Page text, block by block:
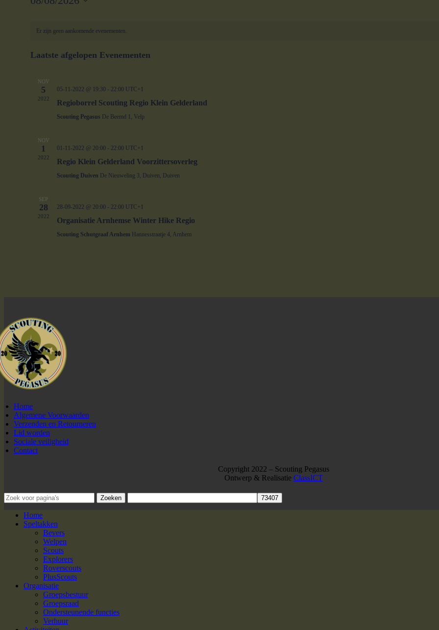
datum.
van
Er zijn geen aankomende evenementen.
Laatste afgelopen Evenementen
NOV
5
2022
05-11-2022 @ 19:30- 22:00 UTC+1
Regioborrel Scouting Regio Klein Gelderland
Scouting Pegasus De Beemd 1, Velp
NOV
1
2022
01-11-2022 @ 20:00- 22:00 UTC+1
Regio Klein Gelderland Voorzittersoverleg
Scouting Duiven De Nieuweling 3, Duiven, Duiven
SEP
28
2022
28-09-2022 @ 20:00- 22:00 UTC+1
Organisatie Arnhemse Winter Hike Regio
Scouting Schutgraaf Arnhem Hannesstraatje 4, Arnhem
Home
Algemene Voorwaarden
Verzenden en Retourneren
Lid worden
Sociale veiligheid
Contact
Copyright 2022 – Scouting Pegasus
Ontwerp & Realisatie ClassICT
Zoeken
Home
Speltakken
Bevers
Welpen
Scouts
Explorers
Roverscouts
PlusScouts
Organisatie
Groepsbestuur
Groepsraad
Ondersteunende functies
Verhuur